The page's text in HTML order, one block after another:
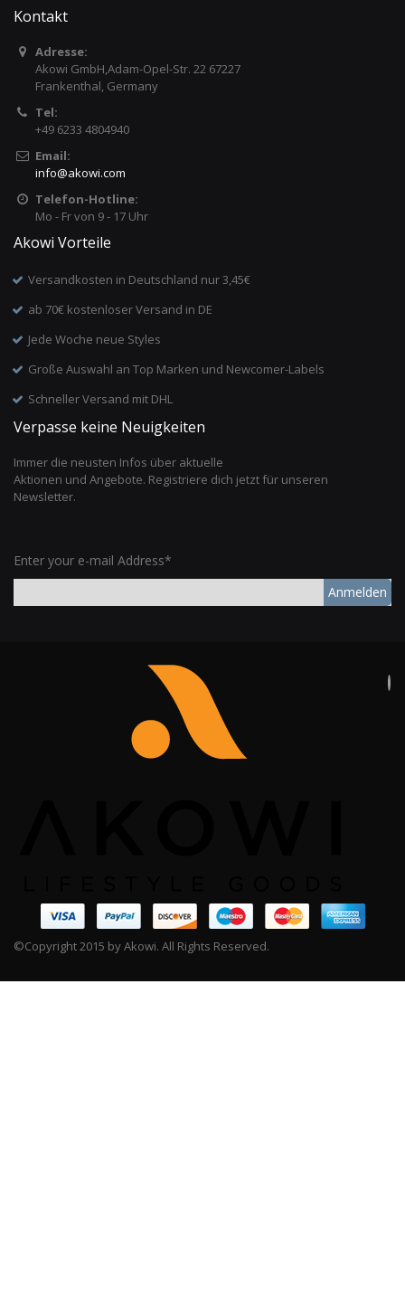
Kontakt
Adresse:
Akowi GmbH,Adam-Opel-Str. 22 67227
Frankenthal, Germany
Tel:
+49 6233 4804940
Email:
info@akowi.com
Telefon-Hotline:
Mo - Fr von 9 - 17 Uhr
Akowi Vorteile
Versandkosten in Deutschland nur 3,45€
ab 70€ kostenloser Versand in DE
Jede Woche neue Styles
Große Auswahl an Top Marken und Newcomer-Labels
Schneller Versand mit DHL
Verpasse keine Neuigkeiten
Immer die neusten Infos über aktuelle
Aktionen und Angebote. Registriere dich jetzt für unseren
Newsletter.
Enter your e-mail Address*
Anmelden
©Copyright 2015 by Akowi. All Rights Reserved.